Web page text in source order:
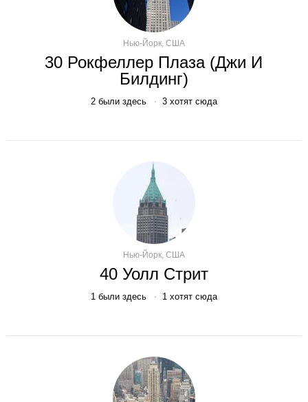
Нью-Йорк, США
30 Рокфеллер Плаза (Джи И
Билдинг)
2 были здесь 3 хотят сюда
Нью-Йорк, США
40 Уолл Cтрит
1 были здесь 1 хотят сюда